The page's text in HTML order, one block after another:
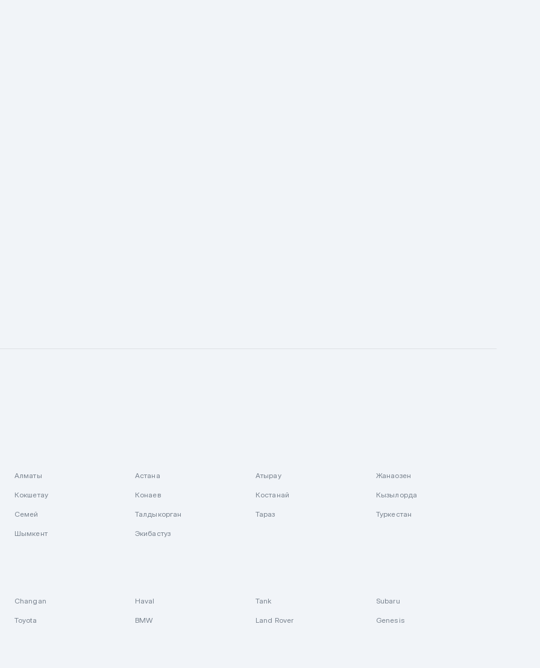
Алматы Астана Атырау Жанаозен
Кокшетау Конаев Костанай Кызылорда
Семей Талдыкорган Тараз Туркестан
Шымкент Экибастуз
Changan Haval Tank Subaru
Toyota BMW Land Rover Genesis